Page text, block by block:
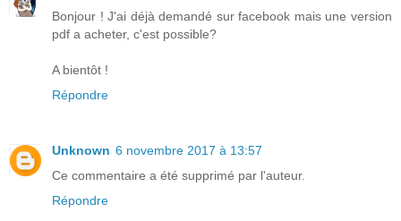
Bonjour ! J'ai déjà demandé sur facebook mais une version
pdf a acheter, c'est possible?
A bientôt !
Répondre
Unknown 6 novembre 2017 à 13:57
Ce commentaire a été supprimé par l'auteur.
Répondre